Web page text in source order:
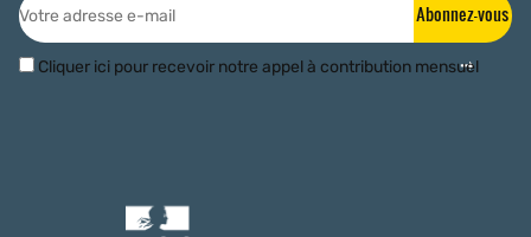
Abonnez-vous
Cliquer ici pour recevoir notre appel à contribution mensuel